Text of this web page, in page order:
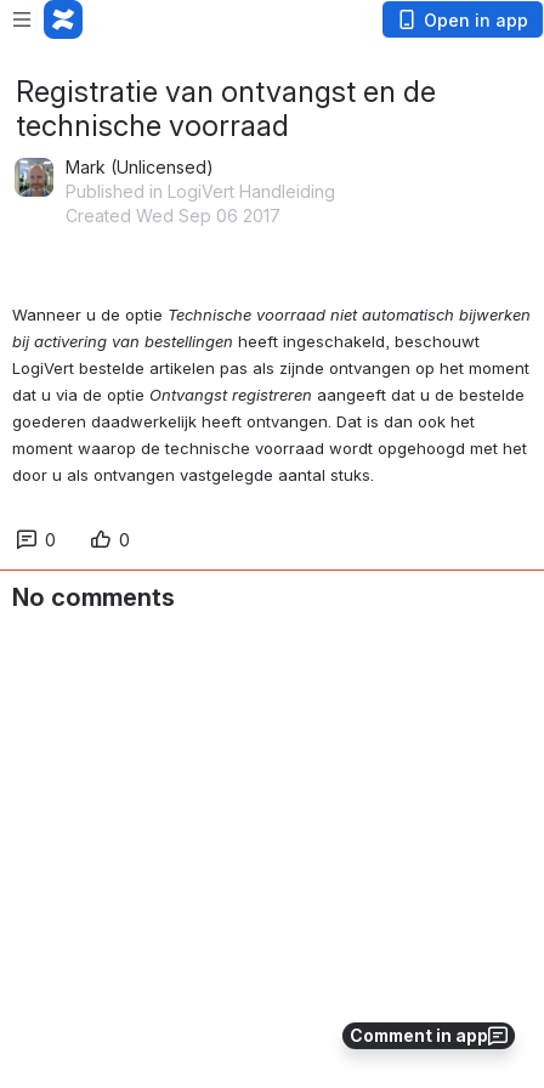
Open in app
Comment in app
Registratie van ontvangst en de
technische voorraad
Mark (Unlicensed)
Published in LogiVert Handleiding
Created Wed Sep 06 2017
Wanneer u de optie Technische voorraad niet automatisch bijwerken
bij activering van bestellingen heeft ingeschakeld, beschouwt
LogiVert bestelde artikelen pas als zijnde ontvangen op het moment
dat u via de optie Ontvangst registreren aangeeft dat u de bestelde
goederen daadwerkelijk heeft ontvangen. Dat is dan ook het
moment waarop de technische voorraad wordt opgehoogd met het
0 0
No comments